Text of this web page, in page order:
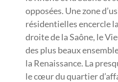
opposées. Une zone
résidentielles encercle
droite de la Saône, le
des plus beaux
la Renaissance. La
le cœur du quartier